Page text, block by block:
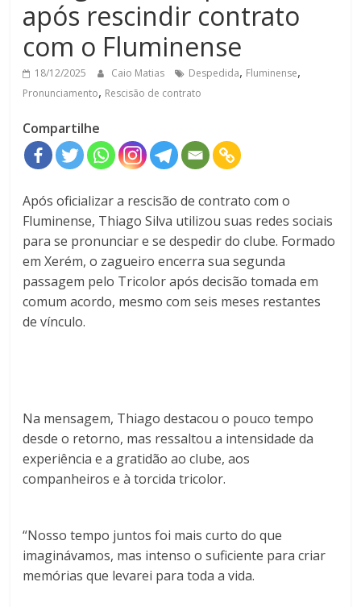
após rescindir contrato
com o Fluminense
18/12/2025 Caio Matias Despedida, Fluminense,
Pronunciamento, Rescisão de contrato
Compartilhe
Após oficializar a rescisão de contrato com o
Fluminense, Thiago Silva utilizou suas redes sociais
para se pronunciar e se despedir do clube. Formado
em Xerém, o zagueiro encerra sua segunda
passagem pelo Tricolor após decisão tomada em
comum acordo, mesmo com seis meses restantes
de vínculo.
Na mensagem, Thiago destacou o pouco tempo
desde o retorno, mas ressaltou a intensidade da
experiência e a gratidão ao clube, aos
companheiros e à torcida tricolor.
“Nosso tempo juntos foi mais curto do que
imaginávamos, mas intenso o suficiente para criar
memórias que levarei para toda a vida.